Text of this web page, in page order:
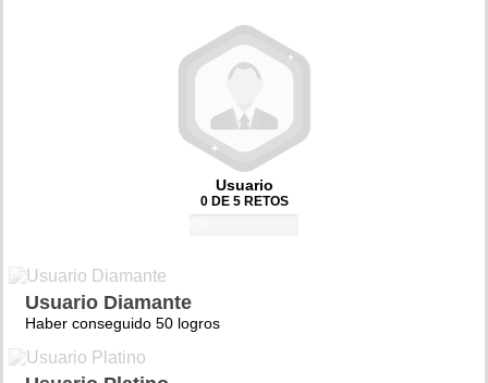
Usuario
0 DE 5 RETOS
Usuario Diamante
Haber conseguido 50 logros